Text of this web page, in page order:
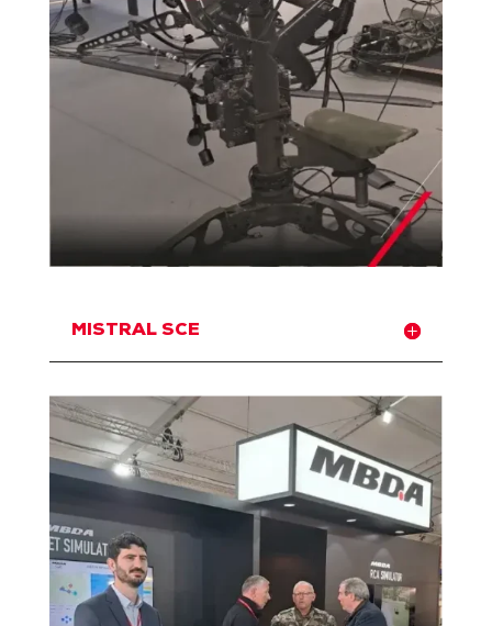
MISTRAL SCE